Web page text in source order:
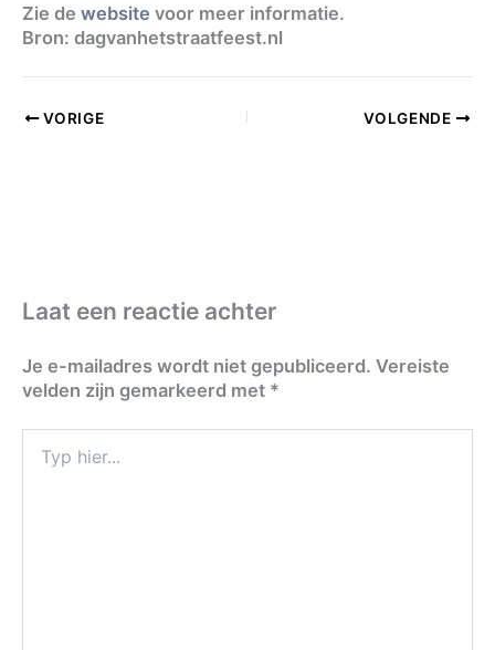
Zie de website voor meer informatie.
Bron: dagvanhetstraatfeest.nl
VORIGE VOLGENDE
Laat een reactie achter
Je e-mailadres wordt niet gepubliceerd. Vereiste
velden zijn gemarkeerd met *
hier...